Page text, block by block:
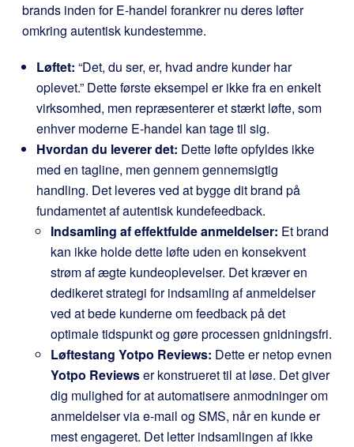
brands inden for E-handel forankrer nu deres løfter
omkring autentisk kundestemme.
Løftet: “Det, du ser, er, hvad andre kunder har
oplevet.” Dette første eksempel er ikke fra en enkelt
virksomhed, men repræsenterer et stærkt løfte, som
enhver moderne E-handel kan tage til sig.
Hvordan du leverer det: Dette løfte opfyldes ikke
med en tagline, men gennem gennemsigtig
handling. Det leveres ved at bygge dit brand på
fundamentet af autentisk kundefeedback.
Indsamling af effektfulde anmeldelser: Et brand
kan ikke holde dette løfte uden en konsekvent
strøm af ægte kundeoplevelser. Det kræver en
dedikeret strategi for indsamling af anmeldelser
ved at bede kunderne om feedback på det
optimale tidspunkt og gøre processen gnidningsfri.
Løftestang Yotpo Reviews: Dette er netop evnen
Yotpo Reviewser konstrueret til at løse. Det giver
dig mulighed for at automatisere anmodninger om
anmeldelser via e-mail og SMS, når en kunde er
mest engageret. Det letter indsamlingen af ikke